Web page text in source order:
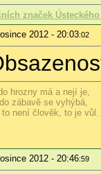
značek
2012 - 20:03:02
hrozny má a nejí je,
zábavě se vyhýbá,
není člověk, to je vůl.
2012 - 20:46:59